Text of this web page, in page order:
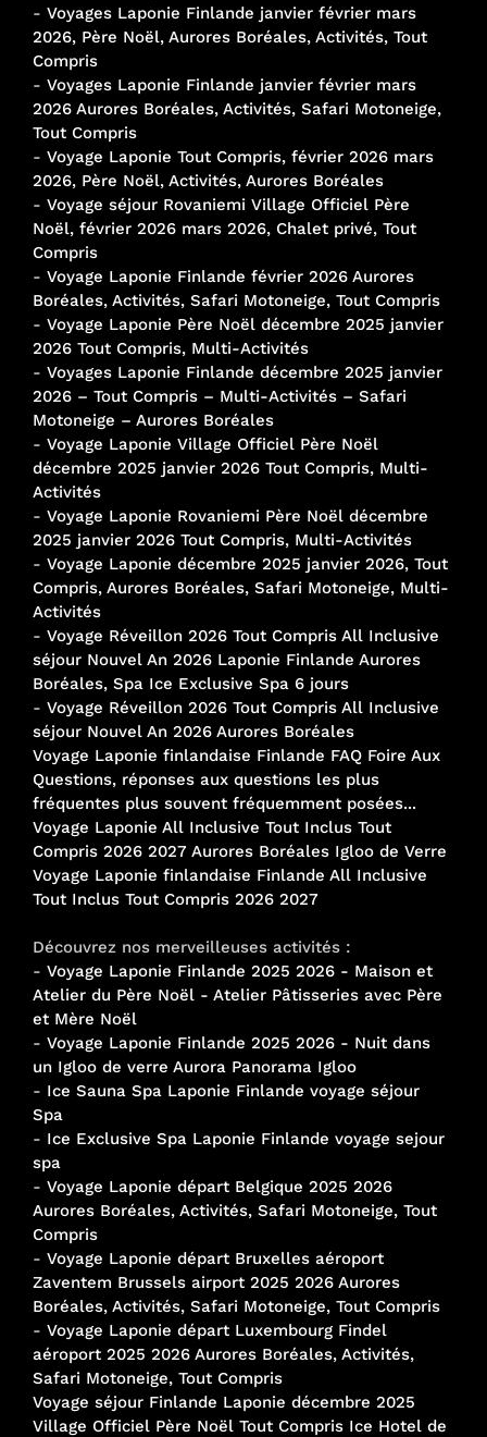
- Voyages Laponie Finlande janvier février mars
2026, Père Noël, Aurores Boréales, Activités, Tout
Compris
- Voyages Laponie Finlande janvier février mars
2026 Aurores Boréales, Activités, Safari Motoneige,
Tout Compris
- Voyage Laponie Tout Compris, février 2026 mars
2026, Père Noël, Activités, Aurores Boréales
- Voyage séjour Rovaniemi Village Officiel Père
Noël, février 2026 mars 2026, Chalet privé, Tout
Compris
- Voyage Laponie Finlande février 2026 Aurores
Boréales, Activités, Safari Motoneige, Tout Compris
- Voyage Laponie Père Noël décembre 2025 janvier
2026 Tout Compris, Multi-Activités
- Voyages Laponie Finlande décembre 2025 janvier
2026 – Tout Compris – Multi-Activités – Safari
Motoneige – Aurores Boréales
- Voyage Laponie Village Officiel Père Noël
décembre 2025 janvier 2026 Tout Compris, Multi-
Activités
- Voyage Laponie Rovaniemi Père Noël décembre
2025 janvier 2026 Tout Compris, Multi-Activités
- Voyage Laponie décembre 2025 janvier 2026, Tout
Compris, Aurores Boréales, Safari Motoneige, Multi-
Activités
- Voyage Réveillon 2026 Tout Compris All Inclusive
séjour Nouvel An 2026 Laponie Finlande Aurores
Boréales, Spa Ice Exclusive Spa 6 jours
- Voyage Réveillon 2026 Tout Compris All Inclusive
séjour Nouvel An 2026 Aurores Boréales
Voyage Laponie finlandaise Finlande FAQ Foire Aux
Questions, réponses aux questions les plus
fréquentes plus souvent fréquemment posées...
Voyage Laponie All Inclusive Tout Inclus Tout
Compris 2026 2027 Aurores Boréales Igloo de Verre
Voyage Laponie finlandaise Finlande All Inclusive
Tout Inclus Tout Compris 2026 2027
Découvrez nos merveilleuses activités :
- Voyage Laponie Finlande 2025 2026 - Maison et
Atelier du Père Noël - Atelier Pâtisseries avec Père
et Mère Noël
- Voyage Laponie Finlande 2025 2026 - Nuit dans
un Igloo de verre Aurora Panorama Igloo
- Ice Sauna Spa Laponie Finlande voyage séjour
Spa
- Ice Exclusive Spa Laponie Finlande voyage sejour
spa
- Voyage Laponie départ Belgique 2025 2026
Aurores Boréales, Activités, Safari Motoneige, Tout
Compris
- Voyage Laponie départ Bruxelles aéroport
Zaventem Brussels airport 2025 2026 Aurores
Boréales, Activités, Safari Motoneige, Tout Compris
- Voyage Laponie départ Luxembourg Findel
aéroport 2025 2026 Aurores Boréales, Activités,
Safari Motoneige, Tout Compris
Voyage séjour Finlande Laponie décembre 2025
Village Officiel Père Noël Tout Compris Ice Hotel de